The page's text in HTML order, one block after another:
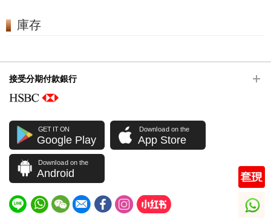
庫存
接受分期付款銀行
GET IT ON
Google Play
Download on the
App Store
Download on the
Android